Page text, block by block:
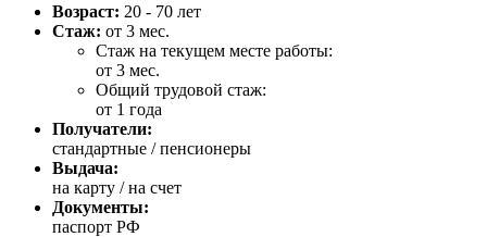
Возраст: 20 - 70 лет
Стаж: от 3 мес.
Стаж на текущем месте работы:
от 3 мес.
Общий трудовой стаж:
от 1 года
Получатели:
стандартные / пенсионеры
Выдача:
на карту / на счет
Документы:
паспорт РФ